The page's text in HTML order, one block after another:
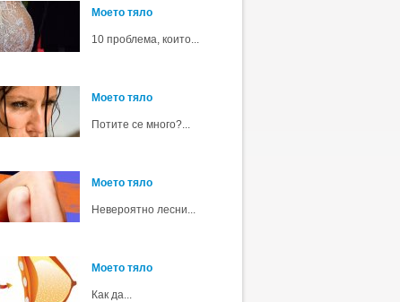
Моето тяло
10 проблема, които...
Моето тяло
Потите се много?...
Моето тяло
Невероятно лесни...
Моето тяло
Как да...